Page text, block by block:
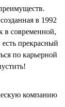
в 1992
в современной,
прекрасный
по карьерной